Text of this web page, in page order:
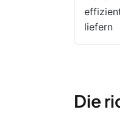
liefern
Die